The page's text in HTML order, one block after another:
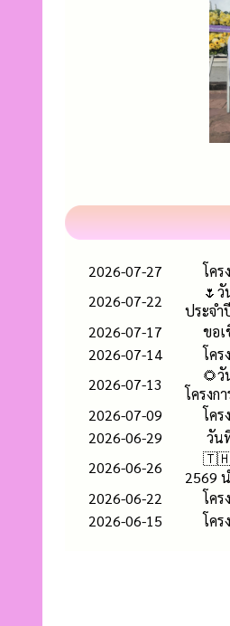
2026-07-27
โค
2026-07-22
🌷
ประจ
2026-07-17
ขอ
2026-07-14
โค
2026-07-13
🌻วั
โครงก
2026-07-09
โค
2026-06-29
วัน
2026-06-26
2569
2026-06-22
โค
2026-06-15
โค